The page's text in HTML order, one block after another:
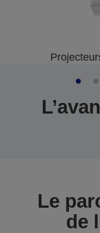
Le
de